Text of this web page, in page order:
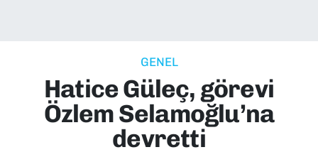
GENEL
Hatice Güleç, görevi
Özlem Selamoğlu’na
devretti
EKONOMİ
KÜLTÜR SANAT
Süper Lig Puan Durumu ve Fikstür
Tüm Manşetler
Son Dakika Haberleri